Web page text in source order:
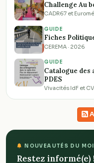
Challenge Au
CADR67 et
GUIDE
Fiches
CEREMA · 2026
GUIDE
Catalogue des
PDES
Vivacités IdF et
NOUVEAUTÉS DU
Restez informé(e)